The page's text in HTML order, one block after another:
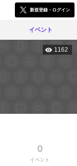
新規登録・ログイン
イベント
1162
0
イベント